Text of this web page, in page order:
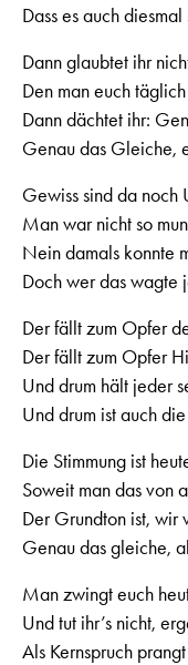
Dass es auch
Dann glaubtet ihr
Den man euch
Dann dächtet ihr:
Genau das Gleiche,
Gewiss sind da noch
Man war nicht so
Nein damals konnte
Doch wer das wagte
Der fällt zum Opfer
Der fällt zum Opfer
Und drum hält jeder
Und drum ist auch
Die Stimmung ist
Soweit man das von
Der Grundton ist, wir
Genau das gleiche,
Man zwingt euch
Und tut ihr’s nicht,
Als Kernspruch